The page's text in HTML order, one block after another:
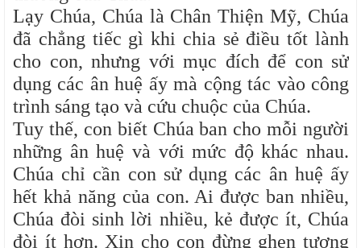
Lạy Chúa, Chúa là Chân Thiện Mỹ, Chúa
đã chẳng tiếc gì khi chia sẻ điều tốt lành
cho con, nhưng với mục đích để con sử
dụng các ân huệ ấy mà cộng tác vào công
trình sáng tạo và cứu chuộc của Chúa.
Tuy thế, con biết Chúa ban cho mỗi người
những ân huệ và với mức độ khác nhau.
Chúa chỉ cần con sử dụng các ân huệ ấy
hết khả năng của con. Ai được ban nhiều,
Chúa đòi sinh lời nhiều, kẻ được ít, Chúa
đòi ít hơn. Xin cho con đừng ghen tương